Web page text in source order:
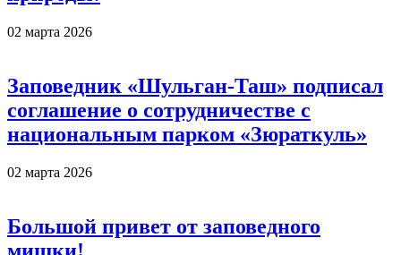
02 марта 2026
Заповедник «Шульган-Таш» подписал
соглашение о сотрудничестве с
национальным парком «Зюраткуль»
02 марта 2026
Большой привет от заповедного